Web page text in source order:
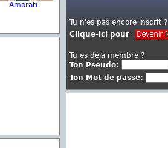
Amorati
Tu n'es pas encore inscrit ?
Clique-ici pour
Tu es déjà membre ?
Ton Pseudo:
Ton Mot de passe: